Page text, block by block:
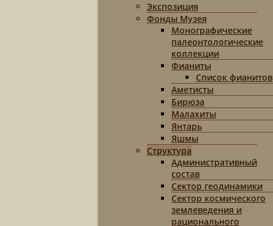
Экспозиция
Фонды Музея
Монографические
палеонтологические
коллекции
Фианиты
Список фианитов
Аметисты
Бирюза
Малахиты
Янтарь
Яшмы
Структура
Административный
состав
Сектор геодинамики
Сектор космического
землеведения и
рационального